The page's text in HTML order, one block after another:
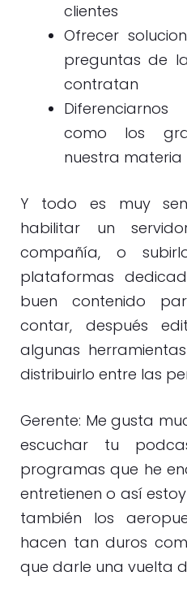
clientes
Ofrecer
preguntas de
contratan
como los
nuestra materia
Y todo es muy
habilitar un
compañía, o
plataformas
buen contenido
contar, después
algunas
distribuirlo entre las
Gerente: Me gusta
escuchar tu
programas que he
entretienen o así
también los
hacen tan duros
que darle una vuelta